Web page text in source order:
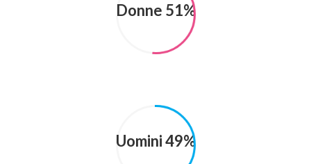
Donne 51%
Uomini 49%